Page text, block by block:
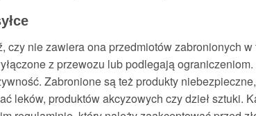
czy nie zawiera ona przedmiotów zabronionych
z przewozu lub podlegają
Zabronione są też produkty
leków, produktów akcyzowych czy dzieł sztuki.